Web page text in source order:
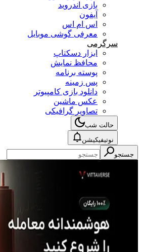
بازی اندروید
آیفون
اس ام اس
معرفی گوشی موبایل
سرگرمی
ابزار دسکتاپ
محافظ نمایش
پوسته برنامه
پس زمینه
دانلود بازی کامپیوتر
عکس ماشین
تصاویر گرافیکی
حالت شب
نوتیفیکیشن
جستجو